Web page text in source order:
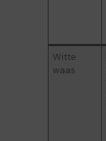
Witte
waas